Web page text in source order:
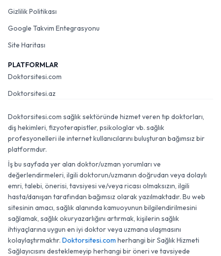
Gizlilik Politikası
Google Takvim Entegrasyonu
Site Haritası
PLATFORMLAR
Doktorsitesi.com
Doktorsitesi.az
Doktorsitesi.com sağlık sektöründe hizmet veren tıp doktorları,
diş hekimleri, fizyoterapistler, psikologlar vb. sağlık
profesyonelleri ile internet kullanıcılarını buluşturan bağımsız bir
platformdur.
İş bu sayfada yer alan doktor/uzman yorumları ve
değerlendirmeleri, ilgili doktorun/uzmanın doğrudan veya dolaylı
emri, talebi, önerisi, tavsiyesi ve/veya ricası olmaksızın, ilgili
hasta/danışan tarafından bağımsız olarak yazılmaktadır. Bu web
sitesinin amacı, sağlık alanında kamuoyunun bilgilendirilmesini
sağlamak, sağlık okuryazarlığını artırmak, kişilerin sağlık
ihtiyaçlarına uygun en iyi doktor veya uzmana ulaşmasını
kolaylaştırmaktır. Doktorsitesi.com herhangi bir Sağlık Hizmeti
Sağlayıcısını desteklemeyip herhangi bir öneri ve tavsiyede